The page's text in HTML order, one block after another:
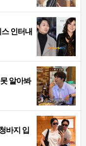
스 인터내
알아봐
바지 입